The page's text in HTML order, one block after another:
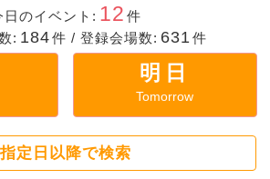
日のイベント: 12 件
: 184件 / 登録会場数: 631 件
明日
Tomorrow
指定日以降で検索